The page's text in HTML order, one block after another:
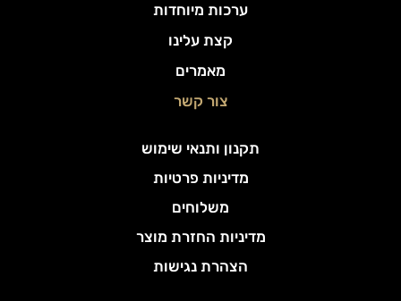
ערכות מיוחדות
קצת עלינו
מאמרים
צור קשר
תקנון ותנאי שימוש
מדיניות פרטיות
משלוחים
מדיניות החזרת מוצר
הצהרת נגישות